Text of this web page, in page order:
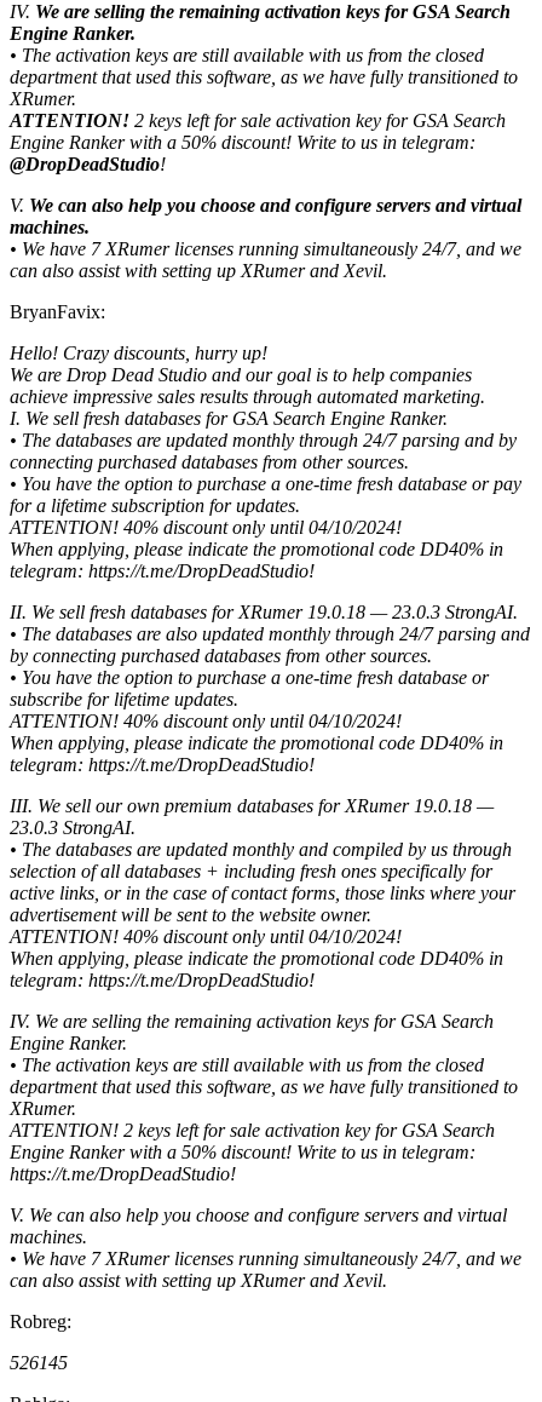
IV. We are selling the remaining activation keys for GSA Search
Engine Ranker.
• The activation keys are still available with us from the closed
department that used this software, as we have fully transitioned to
XRumer.
ATTENTION! 2 keys left for sale activation key for GSA Search
Engine Ranker with a 50% discount! Write to us in telegram:
@DropDeadStudio!
V. We can also help you choose and configure servers and virtual
machines.
• We have 7 XRumer licenses running simultaneously 24/7, and we
can also assist with setting up XRumer and Xevil.
BryanFavix:
Hello! Crazy discounts, hurry up!
We are Drop Dead Studio and our goal is to help companies
achieve impressive sales results through automated marketing.
I. We sell fresh databases for GSA Search Engine Ranker.
• The databases are updated monthly through 24/7 parsing and by
connecting purchased databases from other sources.
• You have the option to purchase a one-time fresh database or pay
for a lifetime subscription for updates.
ATTENTION! 40% discount only until 04/10/2024!
When applying, please indicate the promotional code DD40% in
telegram: https://t.me/DropDeadStudio!
II. We sell fresh databases for XRumer 19.0.18 — 23.0.3 StrongAI.
• The databases are also updated monthly through 24/7 parsing and
by connecting purchased databases from other sources.
• You have the option to purchase a one-time fresh database or
subscribe for lifetime updates.
ATTENTION! 40% discount only until 04/10/2024!
When applying, please indicate the promotional code DD40% in
telegram: https://t.me/DropDeadStudio!
III. We sell our own premium databases for XRumer 19.0.18 —
23.0.3 StrongAI.
• The databases are updated monthly and compiled by us through
selection of all databases + including fresh ones specifically for
active links, or in the case of contact forms, those links where your
advertisement will be sent to the website owner.
ATTENTION! 40% discount only until 04/10/2024!
When applying, please indicate the promotional code DD40% in
telegram: https://t.me/DropDeadStudio!
IV. We are selling the remaining activation keys for GSA Search
Engine Ranker.
• The activation keys are still available with us from the closed
department that used this software, as we have fully transitioned to
XRumer.
ATTENTION! 2 keys left for sale activation key for GSA Search
Engine Ranker with a 50% discount! Write to us in telegram:
https://t.me/DropDeadStudio!
V. We can also help you choose and configure servers and virtual
machines.
• We have 7 XRumer licenses running simultaneously 24/7, and we
can also assist with setting up XRumer and Xevil.
Robreg:
526145